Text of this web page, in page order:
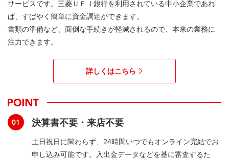
サービスです。三菱ＵＦＪ銀行を利用されている中小企業であれ
ば、すばやく簡単に資金調達ができます。
書類の準備など、面倒な手続きが軽減されるので、本来の業務に
注力できます。
詳しくはこちら
決算書不要・来店不要
土日祝日に関わらず、24時間いつでもオンライン完結でお
申し込み可能です。入出金データなどを基に審査するた